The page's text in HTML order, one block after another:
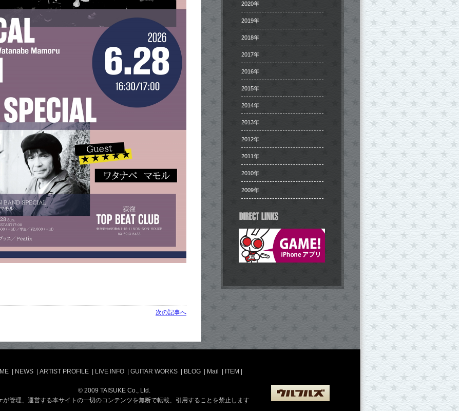
次の記事へ
2020年
2019年
2018年
2017年
2016年
2015年
2014年
2013年
2012年
2011年
2010年
2009年
NEWS ARTIST PROFILE LIVE INFO GUITAR WORKS BLOG Mail ITEM
© 2009 TAISUKE Co., Ltd.
が管理、運営する本サイトの一切のコンテンツを無断で転載、引用することを禁止します